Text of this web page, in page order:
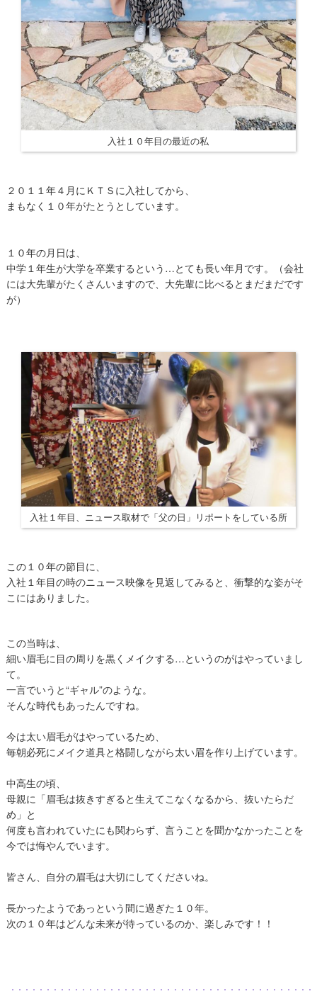
入社１０年目の最近の私
２０１１年４月にＫＴＳに入社してから、
まもなく１０年がたとうとしています。
１０年の月日は、
中学１年生が大学を卒業するという…とても長い年月です。（会社
には大先輩がたくさんいますので、大先輩に比べるとまだまだです
が）
入社１年目、ニュース取材で「父の日」リポートをしている所
この１０年の節目に、
入社１年目の時のニュース映像を見返してみると、衝撃的な姿がそ
こにはありました。
この当時は、
細い眉毛に目の周りを黒くメイクする…というのがはやっていまし
て。
一言でいうと“ギャル”のような。
そんな時代もあったんですね。
今は太い眉毛がはやっているため、
毎朝必死にメイク道具と格闘しながら太い眉を作り上げています。
中高生の頃、
母親に「眉毛は抜きすぎると生えてこなくなるから、抜いたらだ
め」と
何度も言われていたにも関わらず、言うことを聞かなかったことを
今では悔やんでいます。
皆さん、自分の眉毛は大切にしてくださいね。
長かったようであっという間に過ぎた１０年。
次の１０年はどんな未来が待っているのか、楽しみです！！